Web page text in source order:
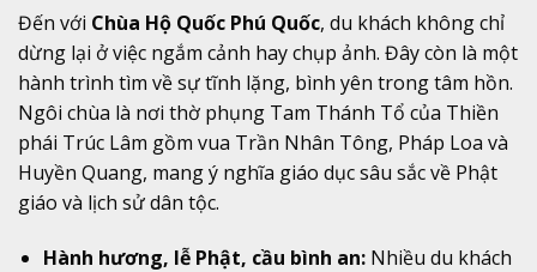
Đến với Chùa Hộ Quốc Phú Quốc, du khách không chỉ
dừng lại ở việc ngắm cảnh hay chụp ảnh. Đây còn là một
hành trình tìm về sự tĩnh lặng, bình yên trong tâm hồn.
Ngôi chùa là nơi thờ phụng Tam Thánh Tổ của Thiền
phái Trúc Lâm gồm vua Trần Nhân Tông, Pháp Loa và
Huyền Quang, mang ý nghĩa giáo dục sâu sắc về Phật
giáo và lịch sử dân tộc.
Hành hương, lễ Phật, cầu bình an:Nhiều du khách